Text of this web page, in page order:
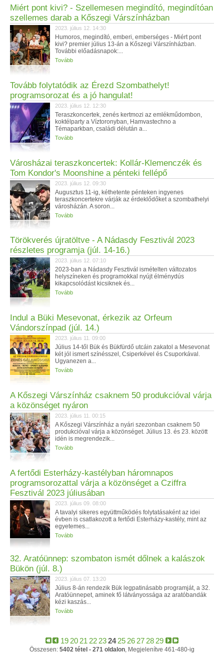
Miért pont kivi? - Szellemesen megindító, megindítóan
szellemes darab a Kőszegi Várszínházban
2023. július 12. 14:30
Humoros, megindító, emberi, emberséges - Miért pont
kivi? premier július 13-án a Kőszegi Várszínházban.
További előadásnapok:...
Tovább
Tovább folytatódik az Érezd Szombathelyt!
programsorozat és a jó hangulat!
2023. július 12. 12:30
Teraszkoncertek, zenés kertmozi az emlékműdombon,
koktélparty a Víztoronyban, Hamvastechno a
Témaparkban, családi délután a...
Tovább
Városházai teraszkoncertek: Kollár-Klemenczék és
Tom Kondor's Moonshine a pénteki fellépő
2023. július 12. 09:30
Augusztus 11-ig, kéthetente pénteken ingyenes
teraszkoncertekre várják az érdeklődőket a szombathelyi
városházán. A soron...
Tovább
Törökverés újratöltve - A Nádasdy Fesztivál 2023
részletes programja (júl. 14-16.)
2023. július 12. 07:10
2023-ban a Nádasdy Fesztivál ismételten változatos
helyszíneken és programokkal nyújt élménydús
kikapcsolódást kicsiknek és...
Tovább
Indul a Büki Mesevonat, érkezik az Orfeum
Vándorszínpad (júl. 14.)
2023. július 11. 09:00
Július 14-től Bük és Bükfürdő utcáin zakatol a Mesevonat
két jól ismert színésszel, Csiperkével és Csuporkával.
Ugyanezen a...
Tovább
A Kőszegi Várszínház csaknem 50 produkcióval várja
a közönséget nyáron
2023. július 11. 00:15
A Kőszegi Várszínház a nyári szezonban csaknem 50
produkcióval várja a közönséget. Július 13. és 23. között
idén is megrendezik...
Tovább
A fertődi Esterházy-kastélyban háromnapos
programsorozattal várja a közönséget a Cziffra
Fesztivál 2023 júliusában
2023. július 09. 08:00
A tavalyi sikeres együttműködés folytatásaként az idei
évben is csatlakozott a fertődi Esterházy-kastély, mint az
egyetemes...
Tovább
32. Aratóünnep: szombaton ismét dőlnek a kalászok
Bükön (júl. 8.)
2023. július 07. 13:20
Július 8-án rendezik Bük legpatinásabb programját, a 32.
Aratóünnepet, aminek fő látványossága az aratóbandák
kézi kaszás...
Tovább
19 20 21 22 2324 25 26 27 28 29
Összesen: 5402 tétel - 271 oldalon, Megjelenítve 461-480-ig